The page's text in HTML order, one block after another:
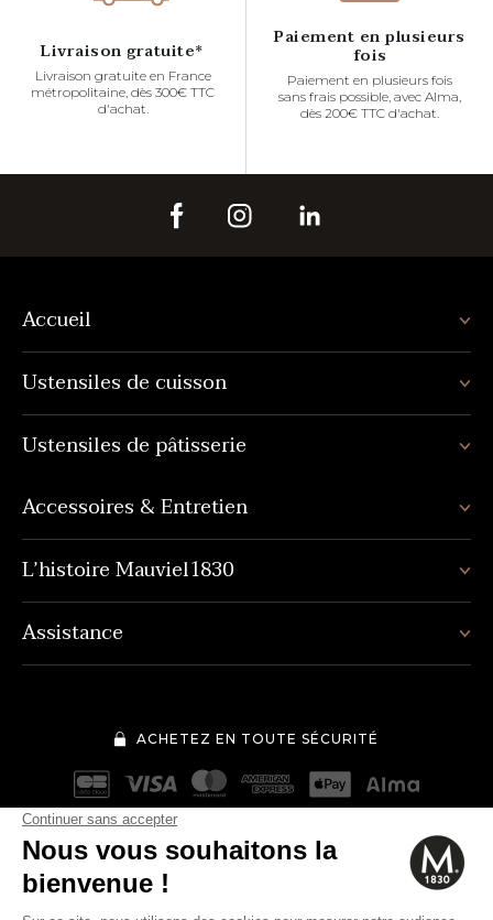
Livraison gratuite*
Livraison gratuite en France
métropolitaine, dès 300€ TTC
d'achat.
Paiement en plusieurs
fois
Paiement en plusieurs fois
sans frais possible, avec Alma,
dès 200€ TTC d'achat.
Accueil
Ustensiles de cuisson
Ustensiles de pâtisserie
Accessoires & Entretien
L’histoire Mauviel1830
Assistance
ACHETEZ EN TOUTE SÉCURITÉ